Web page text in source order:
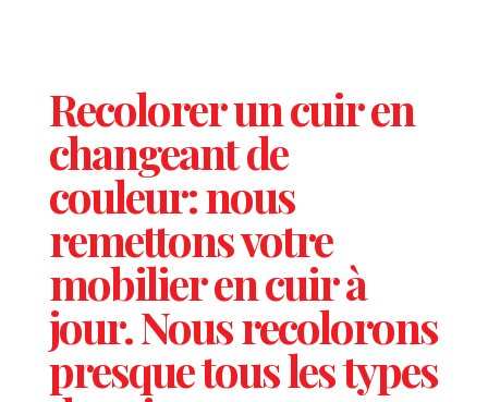
Recolorer un cuir en
changeant de
couleur: nous
remettons votre
mobilier en cuir à
jour. Nous recolorons
presque tous les types